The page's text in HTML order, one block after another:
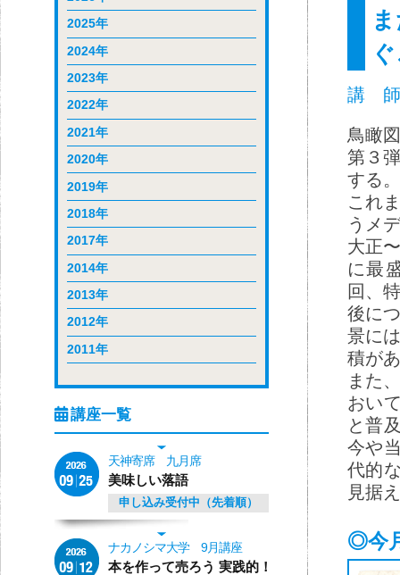
講 師
鳥瞰
第３
する。
これ
うメ
大正
に最
回、
後に
景に
積が
また
おい
と普
今や
代的
見据
◎今
2025年
2024年
2023年
2022年
2021年
2020年
2019年
2018年
2017年
2014年
2013年
2012年
2011年
天神寄席 九月席
美味しい落語
申し込み受付中（先着順）
ナカノシマ大学 9月講座
本を作って売ろう 実践的！